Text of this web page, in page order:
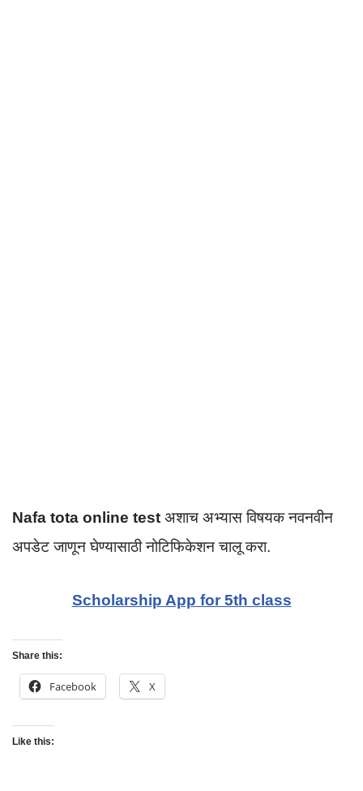
Nafa tota online test अशाच अभ्यास विषयक नवनवीन
अपडेट जाणून घेण्यासाठी नोटिफिकेशन चालू करा.
Scholarship App for 5th class
Share this:
Facebook X
Like this: